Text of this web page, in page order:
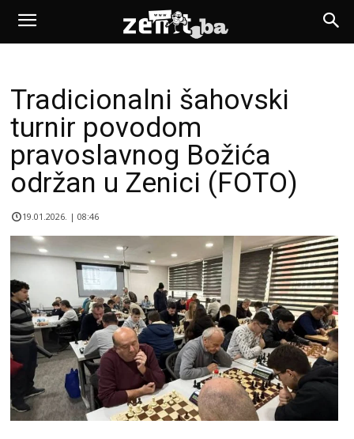
Tradicionalni šahovski
turnir povodom
pravoslavnog Božića
održan u Zenici (FOTO)
19.01.2026. | 08:46